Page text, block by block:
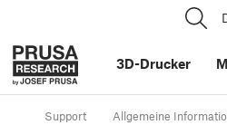
3D-Drucker
Support Allgemeine